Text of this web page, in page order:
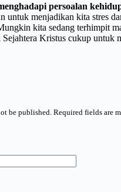
persoalan
untuk menjadikan kita stres
kita sedang terhimpit
Kristus cukup untuk
be published. Required fields are